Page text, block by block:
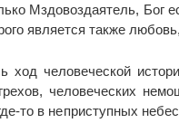
Мздовоздаятель, Бог
является также
человеческой
человеческих
то в неприступных